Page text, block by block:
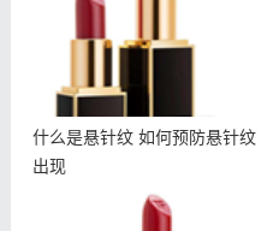
什么是悬针纹 如何预防悬针纹
出现
雅诗兰黛智妍眼霜和小棕瓶